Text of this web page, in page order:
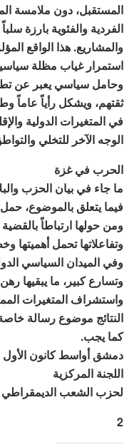
المستقبل، دون ملامسة
الفردية والفئوية بارزة
والمشاريع. هذا الواقع
استمرار غياب مظلة
وحامل سياسي يعبر عن
ثقتهم، ويشكل رأياً عاماً
في المتغيرات الدولية
الوجه الآخر للتخلي
الحرب في غزة
ما جاء في بيان الحزب
فيما يتعلق بالموضوع،
ومن حولها ارتباطاً
وتفاعلاتها تحمل أهميتها
وفي الميدان السياسي
وتسارع كبير، ما يبقيها
واستشراف المتغيرات
النتائج موضوع رسالة
كما يجب.
دمشق أواسط كانون الأول 2023
اللجنة المركزية
لحزب الشعب
2